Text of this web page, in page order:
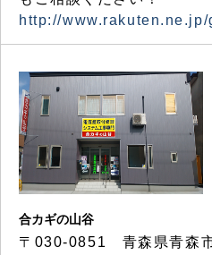
http://
合カギの山谷
〒030-0851 青森県青森